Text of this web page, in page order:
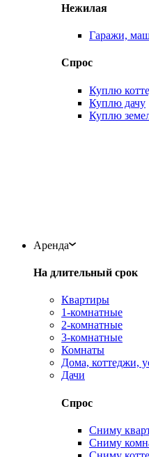
Нежилая
Гаражи,
Спрос
Куплю
Куплю дачу
Куплю
Аренда
На длительный срок
Квартиры
1-комнатные
2-комнатные
3-комнатные
Комнаты
Дома, коттеджи,
Дачи
Спрос
Сниму
Сниму